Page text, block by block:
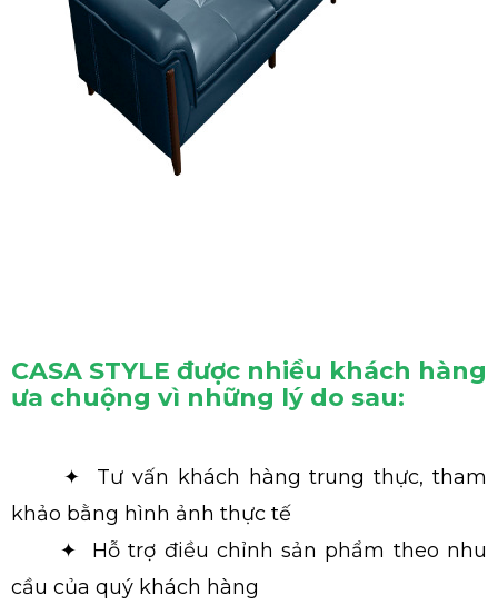
CASA STYLE được nhiều khách hàng
ưa chuộng vì những lý do sau:
✦ Tư vấn khách hàng trung thực, tham
khảo bằng hình ảnh thực tế
✦ Hỗ trợ điều chỉnh sản phẩm theo nhu
cầu của quý khách hàng